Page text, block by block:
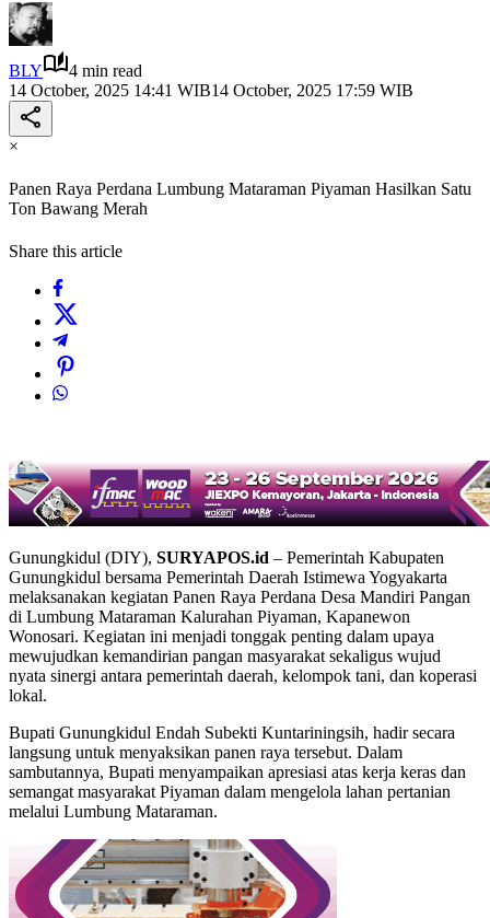
BLY
4 min read
14 October, 2025 14:41 WIB14 October, 2025 17:59 WIB
×
Panen Raya Perdana Lumbung Mataraman Piyaman Hasilkan Satu
Ton Bawang Merah
Share this article
Gunungkidul (DIY), SURYAPOS.id – Pemerintah Kabupaten
Gunungkidul bersama Pemerintah Daerah Istimewa Yogyakarta
melaksanakan kegiatan Panen Raya Perdana Desa Mandiri Pangan
di Lumbung Mataraman Kalurahan Piyaman, Kapanewon
Wonosari. Kegiatan ini menjadi tonggak penting dalam upaya
mewujudkan kemandirian pangan masyarakat sekaligus wujud
nyata sinergi antara pemerintah daerah, kelompok tani, dan koperasi
lokal.
Bupati Gunungkidul Endah Subekti Kuntariningsih, hadir secara
langsung untuk menyaksikan panen raya tersebut. Dalam
sambutannya, Bupati menyampaikan apresiasi atas kerja keras dan
semangat masyarakat Piyaman dalam mengelola lahan pertanian
melalui Lumbung Mataraman.